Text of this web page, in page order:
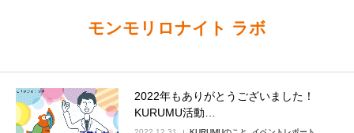
モンモリロナイト ラボ
2022年もありがとうございました！
KURUMU活動…